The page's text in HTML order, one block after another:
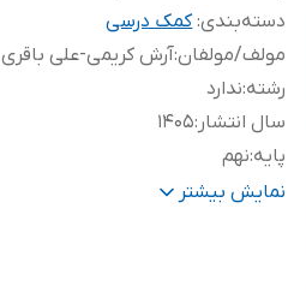
دسته‌بندی:کمک درسی
مولف/مولفان:آرش کریمی-علی باقری
رشته:ندارد
سال انتشار :
1405
پایه:نهم
تعداد صفحات :
416 نمایش بیشتر